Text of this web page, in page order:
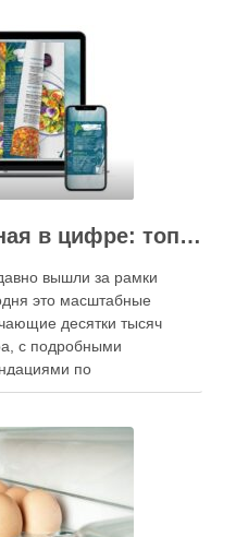
Кулинарная вселенная в цифре: топ-3 самых больших электронных книг рецептов
вышли за рамки
это масштабные
десятки тысяч
с подробными
по
изданий,
блюд и добавлять новые